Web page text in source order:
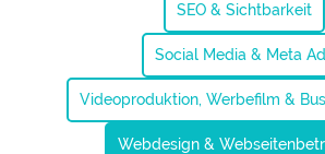
SEO & Sichtbarkeit
Social Media & Meta
Videoproduktion, Werbefilm &
Webdesign &